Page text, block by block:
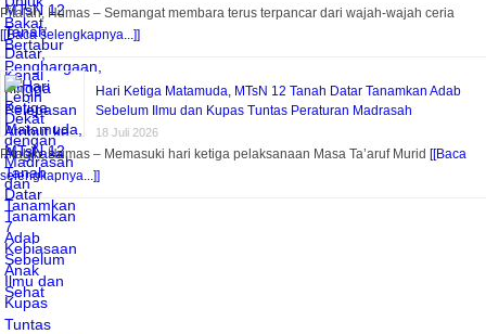
Pitalah, Humas – Semangat membara terus terpancar dari wajah-wajah ceria
[[Baca selengkapnya...]]
Hari Ketiga Matamuda, MTsN 12 Tanah Datar Tanamkan Adab
Sebelum Ilmu dan Kupas Tuntas Peraturan Madrasah
18 Juli 2026
Pitalah, Humas – Memasuki hari ketiga pelaksanaan Masa Ta’aruf Murid [[Baca
selengkapnya...]]